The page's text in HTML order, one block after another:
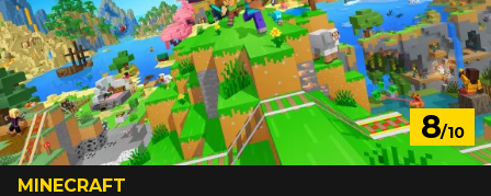
8/10
MINECRAFT